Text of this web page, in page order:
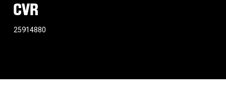
CVR
25914880